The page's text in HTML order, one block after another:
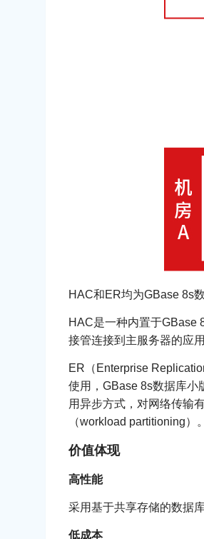
HAC和ER均为GBase 8s
HAC是一种内置于GBase
接管连接到主服务器的应
ER（Enterprise
使用，GBase 8s数据库小
用异步方式，对网络传输
（workload partitioning
价值体现
高性能
采用基于共享存储的数据
低成本